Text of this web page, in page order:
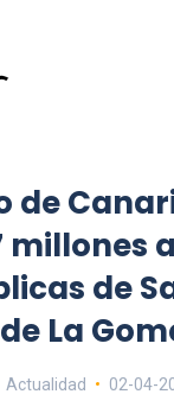
de
millones
de
La
Actualidad 02-04-